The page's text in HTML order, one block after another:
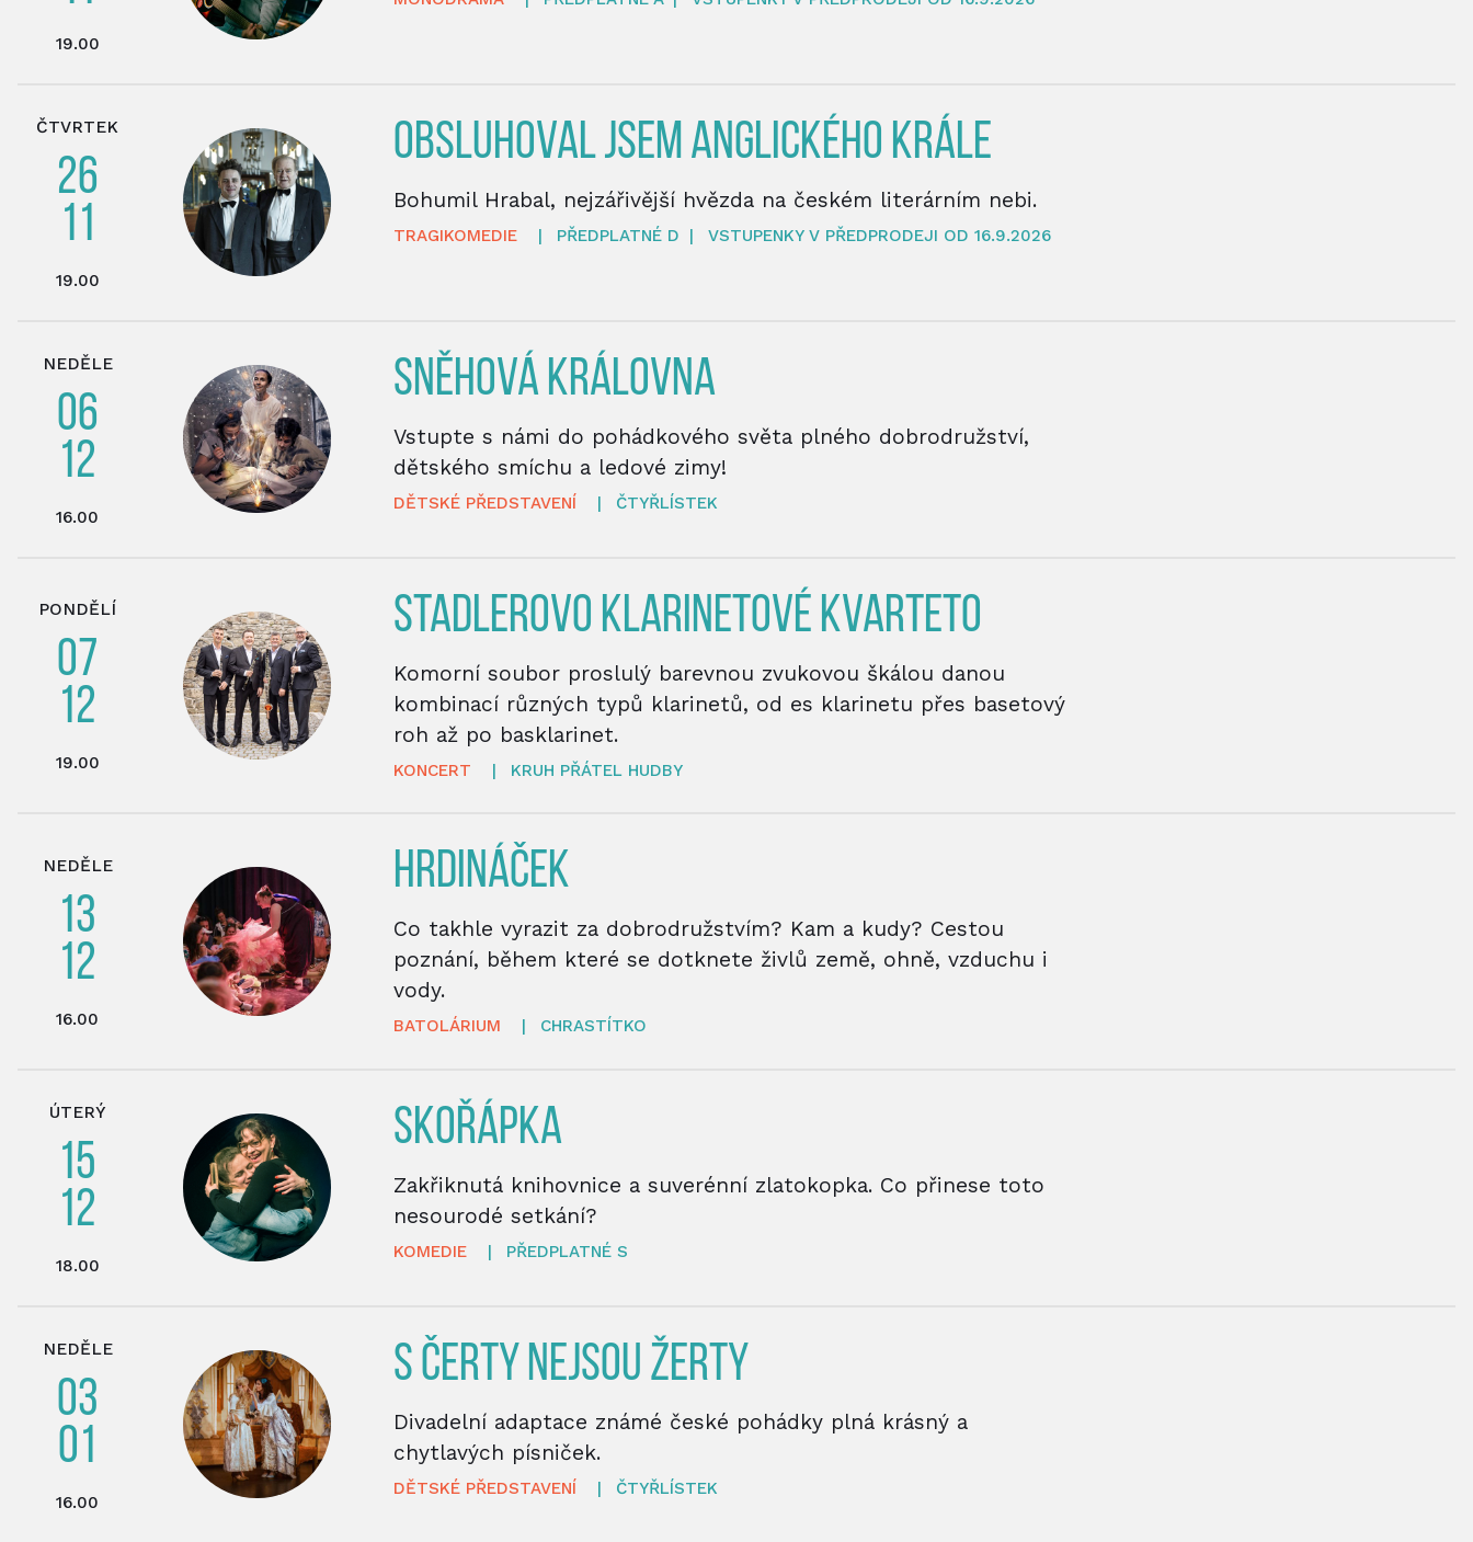
19.00
ČTVRTEK
26
11
19.00
OBSLUHOVAL JSEM ANGLICKÉHO KRÁLE
Bohumil Hrabal, nejzářivější hvězda na českém literárním nebi.
TRAGIKOMEDIE | PŘEDPLATNÉ D | VSTUPENKY V PŘEDPRODEJI OD 16.9.2026
NEDĚLE
06
12
16.00
SNĚHOVÁ KRÁLOVNA
Vstupte s námi do pohádkového světa plného dobrodružství,
dětského smíchu a ledové zimy!
DĚTSKÉ PŘEDSTAVENÍ | ČTYŘLÍSTEK
PONDĚLÍ
07
12
19.00
STADLEROVO KLARINETOVÉ KVARTETO
Komorní soubor proslulý barevnou zvukovou škálou danou
kombinací různých typů klarinetů, od es klarinetu přes basetový
roh až po basklarinet.
KONCERT | KRUH PŘÁTEL HUDBY
NEDĚLE
13
12
16.00
HRDINÁČEK
Co takhle vyrazit za dobrodružstvím? Kam a kudy? Cestou
poznání, během které se dotknete živlů země, ohně, vzduchu i
vody.
BATOLÁRIUM CHRASTÍTKO
ÚTERÝ
15
12
18.00
SKOŘÁPKA
Zakřiknutá knihovnice a suverénní zlatokopka. Co přinese toto
nesourodé setkání?
KOMEDIE | PŘEDPLATNÉ S
NEDĚLE
03
01
16.00
S ČERTY NEJSOU ŽERTY
Divadelní adaptace známé české pohádky plná krásný a
chytlavých písniček.
DĚTSKÉ PŘEDSTAVENÍ | ČTYŘLÍSTEK